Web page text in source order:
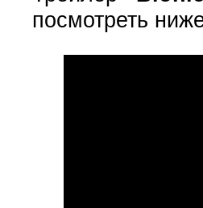
посмотреть